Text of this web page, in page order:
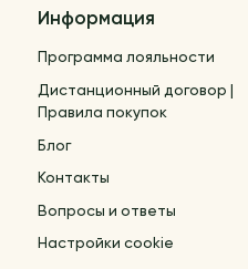
Информация
Программа лояльности
Дистанционный договор |
Правила покупок
Блог
Контакты
Вопросы и ответы
Настройки cookie